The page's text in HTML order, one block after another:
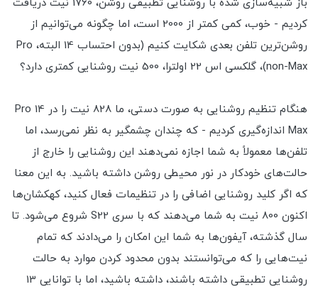
باز شبیه‌سازی شده با روشنایی تطبیقی روشن، 1760 نیت دریافت
کردیم - خوب، کمی کمتر از 2000 است، اما چگونه می‌توانیم از
روشن‌ترین تلفن بعدی شکایت کنیم (بدون احتساب 14 البته، Pro
non-Max)، گلکسی اس 22 اولترا، 500 نیت روشنایی کمتری دارد؟
هنگام تنظیم روشنایی به صورت دستی، ما 828 نیت را در 14 Pro
Max اندازه‌گیری کردیم - که چندان چشمگیر به نظر نمی‌رسد، اما
تلفن‌ها معمولاً به شما اجازه نمی‌دهند این روشنایی را خارج از
حالت‌های خودکار در نور محیطی روشن داشته باشید. به این معنا
که اگر کلید روشنایی اضافی را در تنظیمات فعال کنید، کهکشان‌ها
اکنون 800 نیت به شما می‌دهند که با سری S22 شروع می‌شود. تا
سال گذشته، آیفون‌ها به شما این امکان را می‌دادند که تمام
نیت‌هایی را که می‌توانستند بدون محدود کردن موارد به حالت
روشنایی تطبیقی داشته باشند، داشته باشید، اما با توانایی 13